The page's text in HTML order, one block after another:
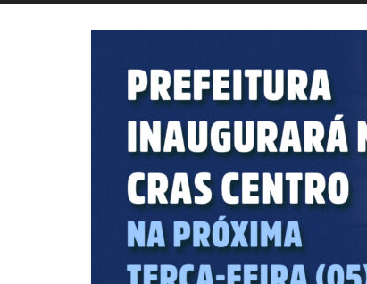
Guaratinguetá
Estância
Turística
Guaratinguetá